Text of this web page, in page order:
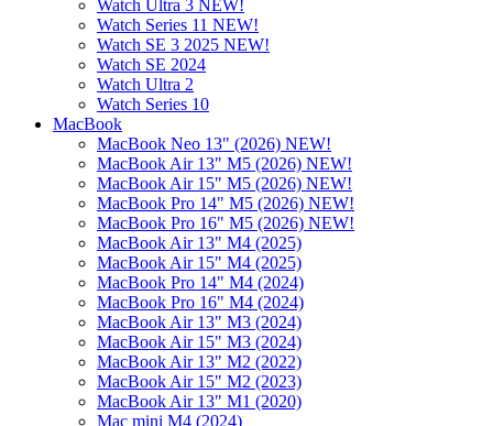
Watch Ultra 3 NEW!
Watch Series 11 NEW!
Watch SE 3 2025 NEW!
Watch SE 2024
Watch Ultra 2
Watch Series 10
MacBook
MacBook Neo 13" (2026) NEW!
MacBook Air 13" M5 (2026) NEW!
MacBook Air 15" M5 (2026) NEW!
MacBook Pro 14" M5 (2026) NEW!
MacBook Pro 16" M5 (2026) NEW!
MacBook Air 13" M4 (2025)
MacBook Air 15" M4 (2025)
MacBook Pro 14" M4 (2024)
MacBook Pro 16" M4 (2024)
MacBook Air 13" M3 (2024)
MacBook Air 15" M3 (2024)
MacBook Air 13" M2 (2022)
MacBook Air 15" M2 (2023)
MacBook Air 13" M1 (2020)
Mac mini M4 (2024)